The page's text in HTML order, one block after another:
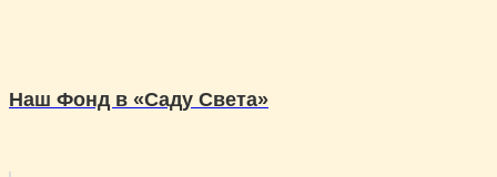
Наш Фонд в «Саду Света»